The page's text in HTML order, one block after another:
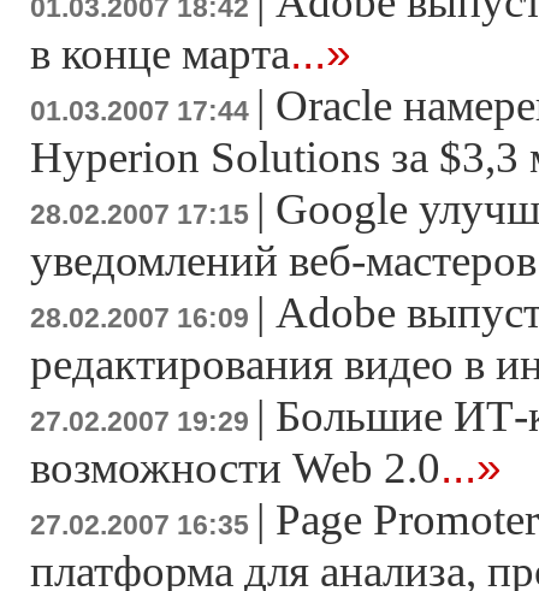
01.03.2007 18:42
в конце марта...»
01.03.2007 17:44 | Oracle
Hyperion Solutions за
28.02.2007 17:15 | Google
уведомлений веб-мастеров
28.02.2007 16:09 | Adobe
редактирования видео в
27.02.2007 19:29 | Большие ИТ-
возможности Web 2.0...»
27.02.2007 16:35 | Page
платформа для анализа,